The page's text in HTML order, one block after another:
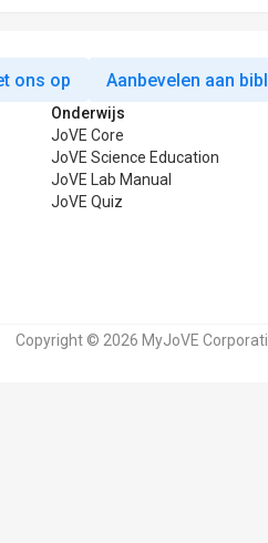
ons op Aanbevelen aan
Onderwijs
JoVE Core
JoVE Science Education
JoVE Lab Manual
JoVE Quiz
Copyright © 2026 MyJoVE